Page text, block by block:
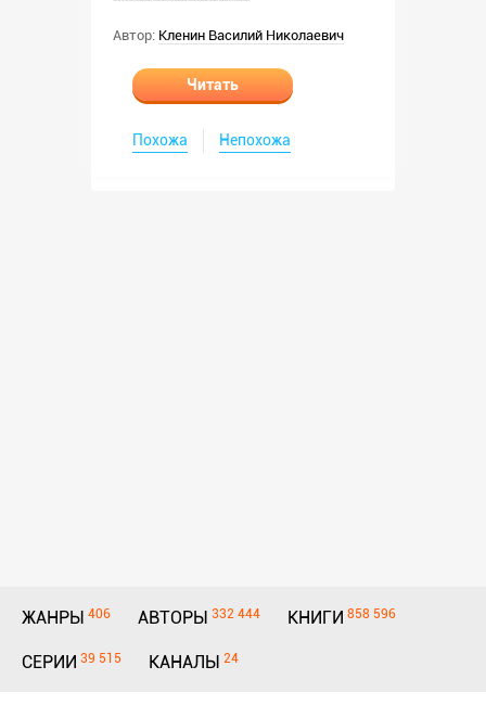
Автор: Кленин Василий Николаевич
Читать
Похожа Непохожа
ЖАНРЫ 406 АВТОРЫ 332 444 КНИГИ 858 596
СЕРИИ 39 515 КАНАЛЫ 24